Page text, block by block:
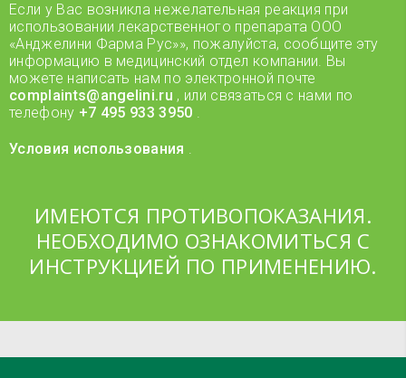
Если у Вас возникла нежелательная реакция при
использовании лекарственного препарата ООО
«Анджелини Фарма Рус»», пожалуйста, сообщите эту
информацию в медицинский отдел компании. Вы
можете написать нам по электронной почте
complaints@angelini.ru , или связаться с нами по
телефону +7 495 933 3950 .
Условия использования .
ИМЕЮТСЯ ПРОТИВОПОКАЗАНИЯ.
НЕОБХОДИМО ОЗНАКОМИТЬСЯ С
ИНСТРУКЦИЕЙ ПО ПРИМЕНЕНИЮ.